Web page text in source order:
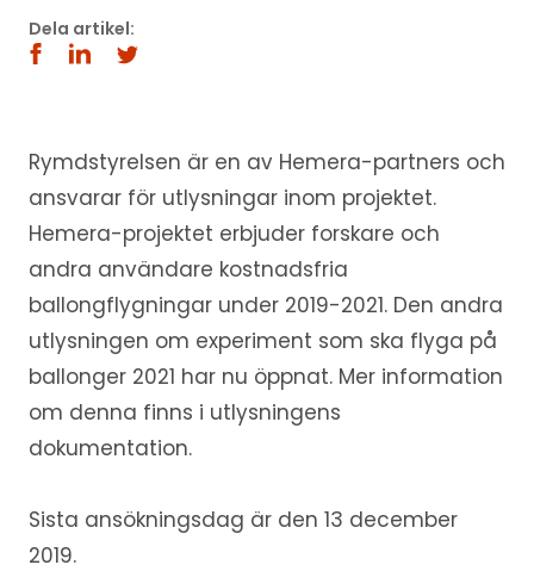
Dela artikel:
Rymdstyrelsen är en av Hemera-partners och
ansvarar för utlysningar inom projektet.
Hemera-projektet erbjuder forskare och
andra användare kostnadsfria
ballongflygningar under 2019-2021. Den andra
utlysningen om experiment som ska flyga på
ballonger 2021 har nu öppnat. Mer information
om denna finns i utlysningens
dokumentation.
Sista ansökningsdag är den 13 december
2019.